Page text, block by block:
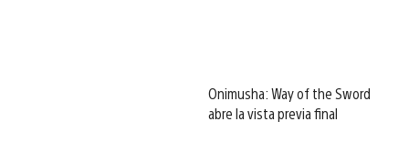
Onimusha: Way of the Sword
abre la vista previa final